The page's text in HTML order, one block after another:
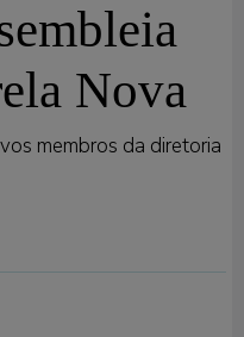
Nova
membros da diretoria